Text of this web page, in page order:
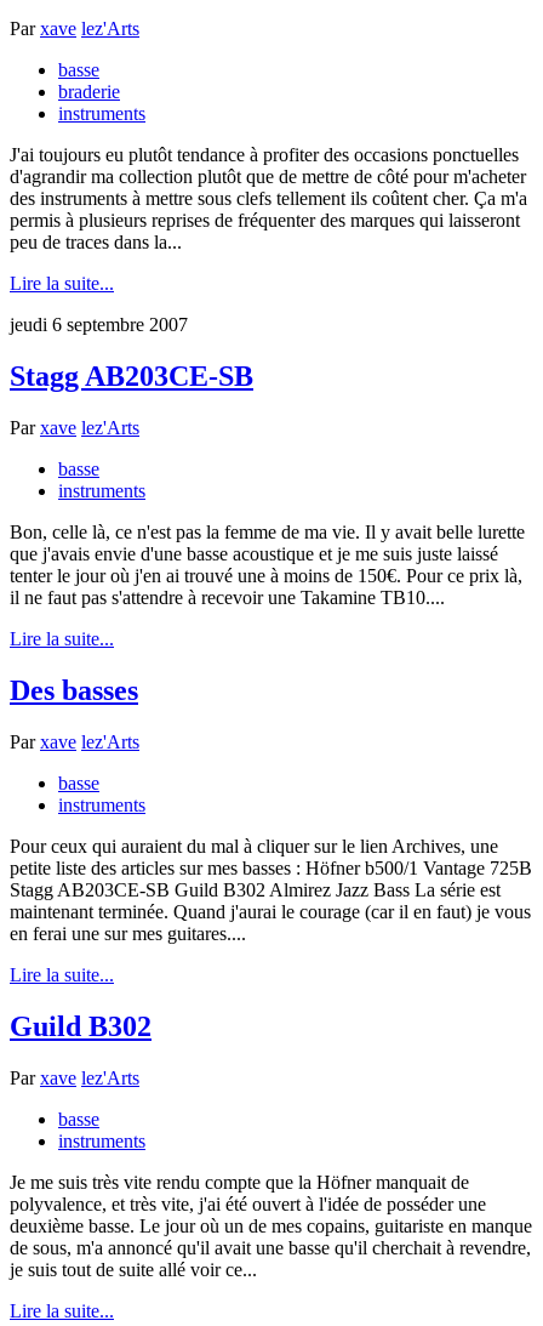
Parxave lez'Arts
basse
braderie
instruments
J'ai toujours eu plutôt tendance à profiter des occasions ponctuelles
d'agrandir ma collection plutôt que de mettre de côté pour m'acheter
des instruments à mettre sous clefs tellement ils coûtent cher. Ça m'a
permis à plusieurs reprises de fréquenter des marques qui laisseront
peu de traces dans la...
Lire la suite...
jeudi 6 septembre 2007
Stagg AB203CE-SB
Parxave lez'Arts
basse
instruments
Bon, celle là, ce n'est pas la femme de ma vie. Il y avait belle lurette
que j'avais envie d'une basse acoustique et je me suis juste laissé
tenter le jour où j'en ai trouvé une à moins de 150€. Pour ce prix là,
il ne faut pas s'attendre à recevoir une Takamine TB10....
Lire la suite...
Des basses
Parxave lez'Arts
basse
instruments
Pour ceux qui auraient du mal à cliquer sur le lien Archives, une
petite liste des articles sur mes basses : Höfner b500/1 Vantage 725B
Stagg AB203CE-SB Guild B302 Almirez Jazz Bass La série est
maintenant terminée. Quand j'aurai le courage (car il en faut) je vous
en ferai une sur mes guitares....
Lire la suite...
Guild B302
Parxave lez'Arts
basse
instruments
Je me suis très vite rendu compte que la Höfner manquait de
polyvalence, et très vite, j'ai été ouvert à l'idée de posséder une
deuxième basse. Le jour où un de mes copains, guitariste en manque
de sous, m'a annoncé qu'il avait une basse qu'il cherchait à revendre,
je suis tout de suite allé voir ce...
Lire la suite...